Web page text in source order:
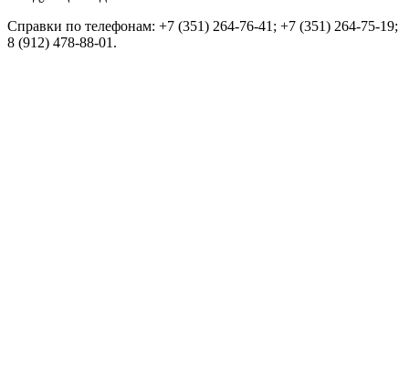
Справки по телефонам: +7 (351) 264-76-41; +7 (351) 264-75-19;
8 (912) 478-88-01.